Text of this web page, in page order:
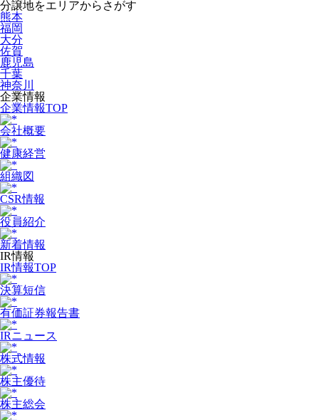
分譲地をエリアからさがす
熊本
福岡
大分
佐賀
鹿児島
千葉
神奈川
企業情報
企業情報TOP
会社概要
健康経営
組織図
CSR情報
役員紹介
新着情報
IR情報
IR情報TOP
決算短信
有価証券報告書
IRニュース
株式情報
株主優待
株主総会